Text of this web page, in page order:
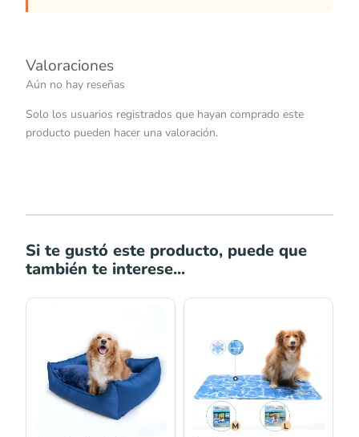
Valoraciones
Aún no hay reseñas
Solo los usuarios registrados que hayan comprado este
producto pueden hacer una valoración.
Si te gustó este producto, puede que
también te interese...
desde
S/89.00
hasta
S/135.00
precios:
desde
S/57.60
hasta
S/128.00